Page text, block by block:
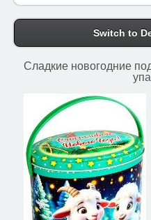
Switch to
Сладкие новогодние